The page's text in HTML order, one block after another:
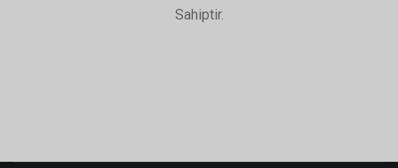
Sahiptir.